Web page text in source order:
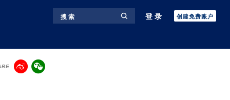
搜 索 登录 创建免费账户